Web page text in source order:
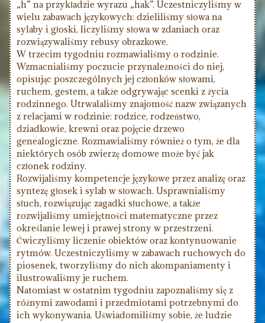
„h” na przykładzie wyrazu „hak”. Uczestniczyliśmy w
wielu zabawach językowych: dzieliliśmy słowa na
sylaby i głoski, liczyliśmy słowa w zdaniach oraz
rozwiązywaliśmy rebusy obrazkowe.
W trzecim tygodniu rozmawialiśmy o rodzinie.
Wzmacnialiśmy poczucie przynależności do niej,
opisując poszczególnych jej członków słowami,
ruchem, gestem, a także odgrywając scenki z życia
rodzinnego. Utrwalaliśmy znajomość nazw związanych
z relacjami w rodzinie: rodzice, rodzeństwo,
dziadkowie, krewni oraz pojęcie drzewo
genealogiczne. Rozmawialiśmy również o tym, że dla
niektórych osób zwierzę domowe może być jak
członek rodziny.
Rozwijaliśmy kompetencje językowe przez analizę oraz
syntezę głosek i sylab w słowach. Usprawnialiśmy
słuch, rozwiązując zagadki słuchowe, a także
rozwijaliśmy umiejętności matematyczne przez
określanie lewej i prawej strony w przestrzeni.
Ćwiczyliśmy liczenie obiektów oraz kontynuowanie
rytmów. Uczestniczyliśmy w zabawach ruchowych do
piosenek, tworzyliśmy do nich akompaniamenty i
ilustrowaliśmy je ruchem.
Natomiast w ostatnim tygodniu zapoznaliśmy się z
różnymi zawodami i przedmiotami potrzebnymi do
ich wykonywania. Uświadomiliśmy sobie, że ludzie